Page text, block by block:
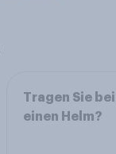
Tragen Sie
einen Helm?